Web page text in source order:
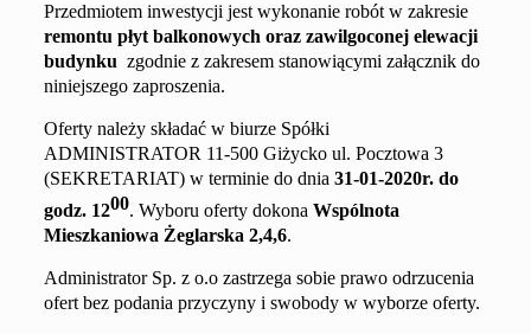
Przedmiotem inwestycji jest wykonanie robót w zakresie
remontu płyt balkonowychoraz zawilgoconej elewacji
budynku zgodnie zzakresem stanowiącymi załącznik do
niniejszego zaproszenia.
Oferty należy składać w biurze Spółki
ADMINISTRATOR 11-500 Giżycko ul. Pocztowa 3
(SEKRETARIAT) w terminie do dnia31-01-2020r. do
godz. 1200. Wyboru oferty dokonaWspólnota
Mieszkaniowa Żeglarska 2,4,6.
Administrator Sp. z o.o zastrzega sobie prawo odrzucenia
ofert bez podania przyczyny i swobody w wyborze oferty.